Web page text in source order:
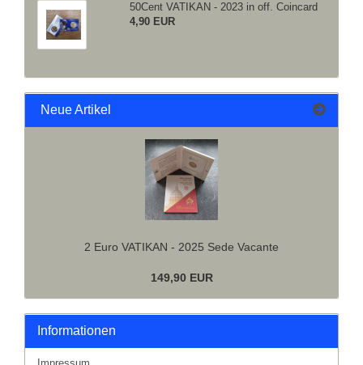
50Cent VATIKAN - 2023 in off. Coincard
4,90 EUR
Neue Artikel
2 Euro VATIKAN - 2025 Sede Vacante
149,90 EUR
Informationen